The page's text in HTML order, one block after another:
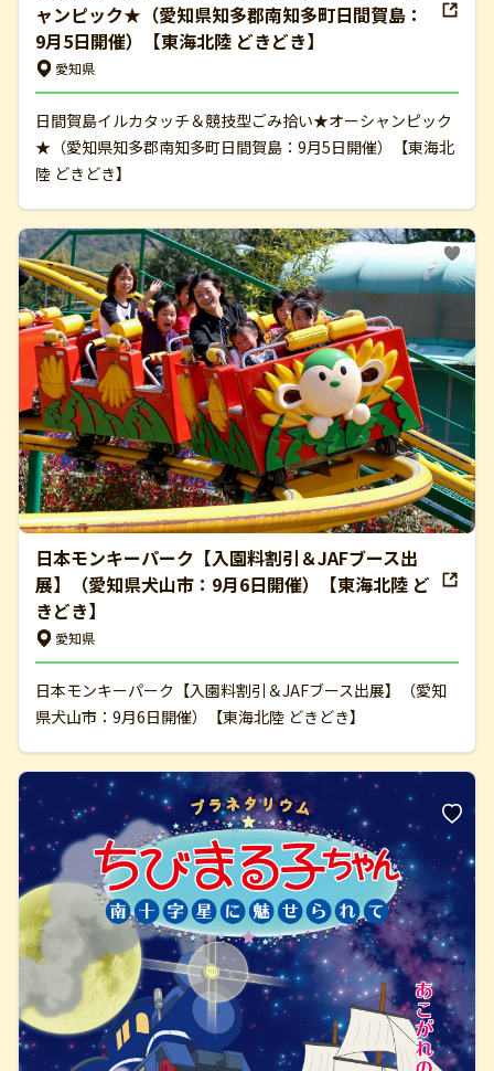
ャンピック★（愛知県知多郡南知多町日間賀島：
9月5日開催）【東海北陸 どきどき】
愛知県
日間賀島イルカタッチ＆競技型ごみ拾い★オーシャンピック
★（愛知県知多郡南知多町日間賀島：9月5日開催）【東海北
陸 どきどき】
日本モンキーパーク【入園料割引＆JAFブース出
展】（愛知県犬山市：9月6日開催）【東海北陸 ど
きどき】
愛知県
日本モンキーパーク【入園料割引＆JAFブース出展】（愛知
県犬山市：9月6日開催）【東海北陸 どきどき】